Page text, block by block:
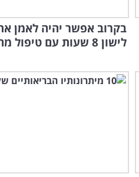
בקרוב אפשר יהיה לאמן
לישון 8 שעות עם טיפול מהפכני!